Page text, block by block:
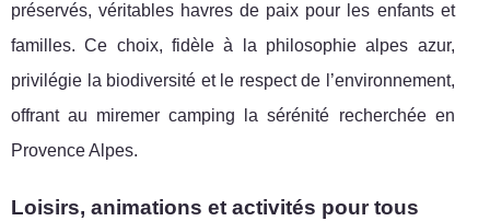
préservés, véritables havres de paix pour les enfants et
familles. Ce choix, fidèle à la philosophie alpes azur,
privilégie la biodiversité et le respect de l’environnement,
offrant au miremer camping la sérénité recherchée en
Provence Alpes.
Loisirs, animations et activités pour tous